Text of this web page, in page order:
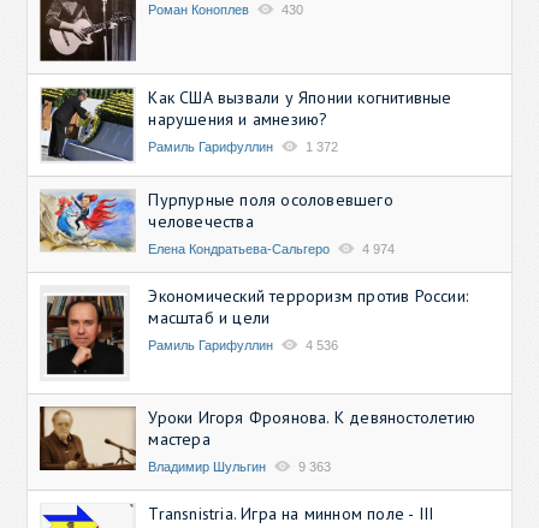
Роман Коноплев 430
Как США вызвали у Японии когнитивные
нарушения и амнезию?
Рамиль Гарифуллин 1 372
Пурпурные поля осоловевшего
человечества
Елена Кондратьева-Сальгеро 4 974
Экономический терроризм против России:
масштаб и цели
Рамиль Гарифуллин 4 536
Уроки Игоря Фроянова. К девяностолетию
мастера
Владимир Шульгин 9 363
Transnistria. Игра на минном поле - III